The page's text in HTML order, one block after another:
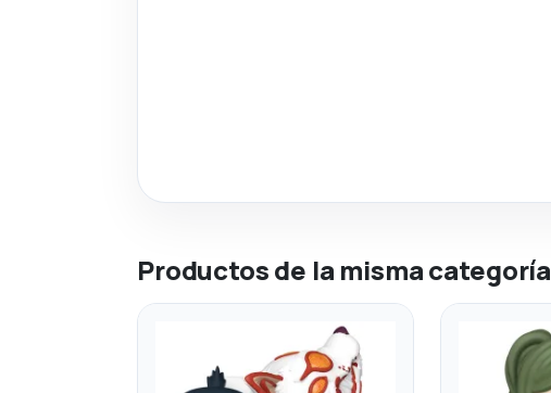
Productos de la misma categoría